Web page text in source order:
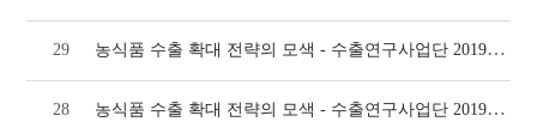
29 농식품 수출 확대 전략의 모색 - 수출연구사업단 2019 심포지엄 주제발표 3.(733호)
28 농식품 수출 확대 전략의 모색 - 수출연구사업단 2019 심포지엄 주제발표 2.(733호)